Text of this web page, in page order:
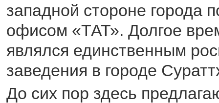
западной стороне города
офисом «ТАТ». Долгое
являлся единственным
заведения в городе
До сих пор здесь